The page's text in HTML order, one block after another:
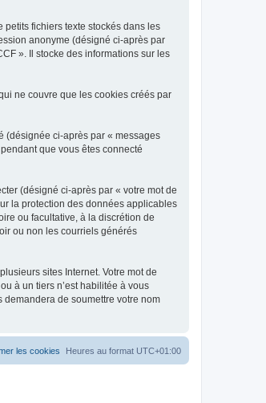
fichiers texte stockés dans les
anonyme (désigné ci-après par
». Il stocke des informations sur les
ne couvre que les cookies créés par
(désignée ci-après par « messages
que vous êtes connecté
(désigné ci-après par « votre mot de
la protection des données applicables
ou facultative, à la discrétion de
ou non les courriels générés
sites Internet. Votre mot de
à un tiers n’est habilitée à vous
demandera de soumettre votre nom
Heures au format UTC+01:00
les cookies